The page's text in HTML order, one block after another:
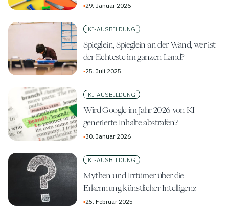
▪29. Januar 2026
KI-AUSBILDUNG
Spieglein, Spieglein an der Wand, wer ist
der Echteste im ganzen Land?
▪25. Juli 2025
KI-AUSBILDUNG
Wird Google im Jahr 2026 von KI
generierte Inhalte abstrafen?
▪30. Januar 2026
KI-AUSBILDUNG
Mythen und Irrtümer über die
Erkennung künstlicher Intelligenz
▪25. Februar 2025